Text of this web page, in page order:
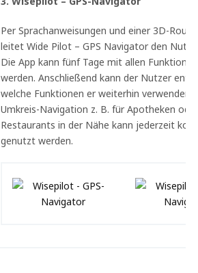
Per Sprachanweisungen und einer 3D-
leitet Wide Pilot – GPS Navigator den
Die App kann fünf Tage mit allen
werden. Anschließend kann der Nutzer
welche Funktionen er weiterhin verwenden
Umkreis-Navigation z. B. für Apotheken oder
Restaurants in der Nähe kann jederzeit
genutzt werden.